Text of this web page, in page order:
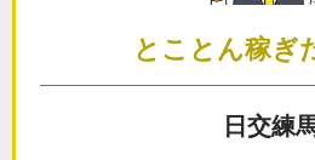
とことん稼ぎ
日交練